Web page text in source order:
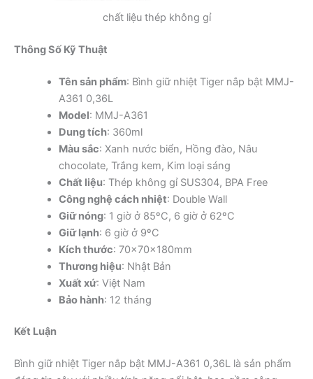
chất liệu thép không gỉ
Thông Số Kỹ Thuật
Tên sản phẩm: Bình giữ nhiệt Tiger nắp bật MMJ-
A361 0,36L
Model: MMJ-A361
Dung tích: 360ml
Màu sắc: Xanh nước biển, Hồng đào, Nâu
chocolate, Trắng kem, Kim loại sáng
Chất liệu: Thép không gỉ SUS304, BPA Free
Công nghệ cách nhiệt: Double Wall
Giữ nóng: 1 giờ ở 85ºC, 6 giờ ở 62ºC
Giữ lạnh: 6 giờ ở 9ºC
Kích thước: 70x70x180mm
Thương hiệu: Nhật Bản
Xuất xứ: Việt Nam
Bảo hành: 12 tháng
Kết Luận
Bình giữ nhiệt Tiger nắp bật MMJ-A361 0,36L là sản phẩm